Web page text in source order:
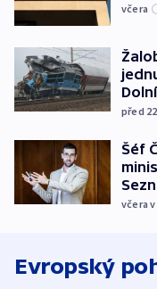
včera
před 22
Šéf
včera v
Evropský